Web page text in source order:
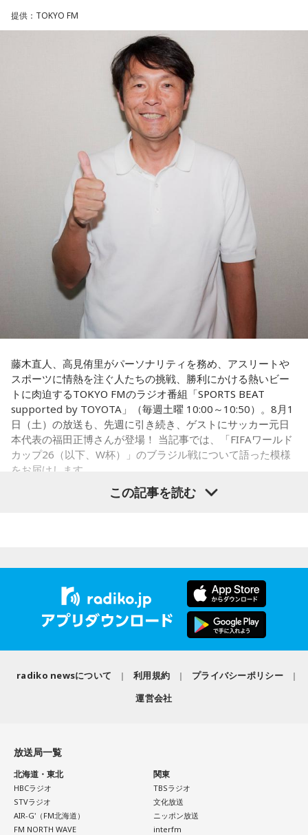
ューから間もなく所属レコード会社がなくなり、「どこへ行
けばいいの？」と途方に暮れたことや、芸名を何度も変えな
がら挑戦を続けてきた日々を振り返る。それでも諦めずに歌
い続けた経験が、45周年記念シングル「露天の花」に込めた
「どんな環境でも花は咲く」「その場所で咲く花がある」と
いうメッセージにつながっていると話した。人生は何度でも
立ち上がれるという応援歌は、自身の歩みそのものでもある
さらに、趣味についてもトークを展開。愛犬と過ごす時間を
増やすために驚くべきあるものを購入したと言う。さて何を
購入したのか…？ 詳しくはradikoタイムフリーで！
提供：TOKYO FM
藤木直人、高見侑里がパーソナリティを務め、アスリートや
スポーツに情熱を注ぐ人たちの挑戦、勝利にかける熱いビー
トに肉迫するTOKYO FMのラジオ番組「SPORTS BEAT
supported by TOYOTA」（毎週土曜 10:00～10:50）。8月1
日（土）の放送も、先週に引き続き、ゲストにサッカー元日
本代表の福田正博さんが登場！ 当記事では、「FIFAワールド
カップ26（以下、W杯）」のブラジル戦について語った模様
をお届けします。
1966年生まれの福田正博さんは、日本人初のJリーグ得点王に
輝き、Jリーグ通算228試合出場93得点を挙げ、日本代表では
45試合出場で9ゴールを記録するなど活躍を見せ、1993年に
はW杯アジア地区最終予選にも出場しました。2002年に現役
を引退した後は、サッカー解説者としてメディアでの活動の
ほか、講演会やサッカー教室をおこなうなど、自身の経験を
は日本がボールを持つ時間もありました。しかし、後半に入
ってからブラジルが戦略を変えてきて、日本が一方的に押し
込まれてしまった。試合のなかで具体的な戦術が打ち出せな
かったと考えると、（選手のなかに）もう少し具体的な戦略
を示す人、ブレーンが必要なのかなと素人目には思ってしま
うのですが……。
この記事を読む
radiko newsについて 利用規約
プライバシーポリシー
運営会社
放送局一覧
北海道・東北
HBCラジオ
STVラジオ
AIR-G'（FM北海道）
FM NORTH WAVE
関東
TBSラジオ
文化放送
ニッポン放送
interfm